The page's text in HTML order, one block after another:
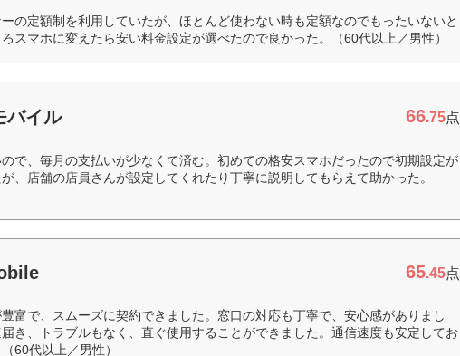
の定額制を利用していたが、ほとんど使わない時も定額なのでもったいないと
スマホに変えたら安い料金設定が選べたので良かった。（60代以上／男性）
バイル 66.75点
で、毎月の支払いが少なくて済む。初めての格安スマホだったので初期設定が
、店舗の店員さんが設定してくれたり丁寧に説明してもらえて助かった。
65.45点
富で、スムーズに契約できました。窓口の対応も丁寧で、安心感がありまし
き、トラブルもなく、直ぐ使用することができました。通信速度も安定してお
60代以上／男性）